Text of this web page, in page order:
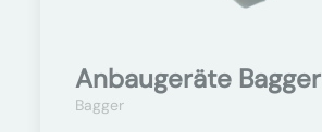
Anbaugeräte Bagger
Bagger